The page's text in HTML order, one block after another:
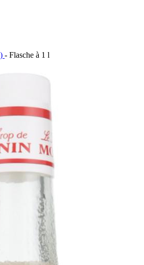
- Flasche à 1 l